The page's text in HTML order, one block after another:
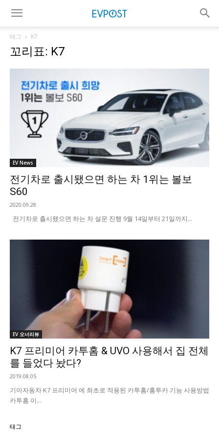
태그 K7
꼬리표: K7
EV News
전기차로 출시됐으면 하는 차 1위는 볼보
S60
2020.09.28
전기차로 출시됐으면 하는 차 설문 진행 9월 14일부터 21일까지...
EV 오너리뷰
K7 프리미어 카투홈 & UVO 사용해서 집 전체
를 들었다 놨다?
2019.08.05
기아자동차 K7 프리미어 에 최초로 적용된 카투홈/홈투카 기능 사용방법 ​
카투홈 이...
태그